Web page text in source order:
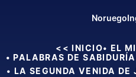
Noruego
<< INICIO• EL
• PALABRAS DE SABIDURÍA
• LA SEGUNDA VENIDA DE